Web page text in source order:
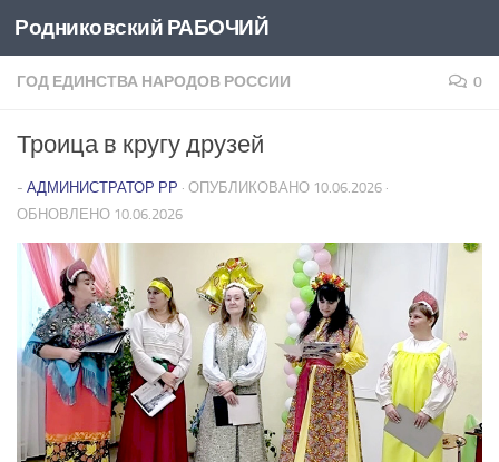
Перейти к содержимому
Родниковский РАБОЧИЙ
ГОД ЕДИНСТВА НАРОДОВ РОССИИ 0
Троица в кругу друзей
- АДМИНИСТРАТОР РР · ОПУБЛИКОВАНО 10.06.2026 ·
ОБНОВЛЕНО 10.06.2026